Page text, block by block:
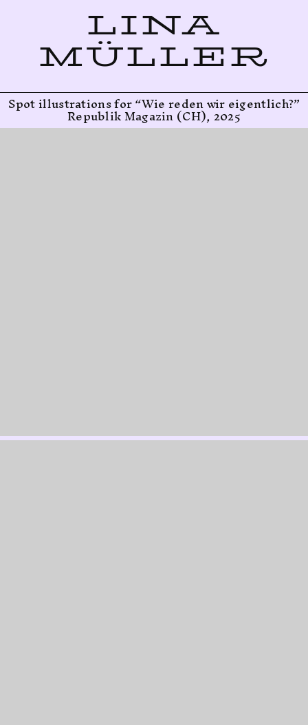
LINA
MÜLLER
Spot illustrations for “Wie reden wir eigentlich?”
Republik Magazin (CH), 2025